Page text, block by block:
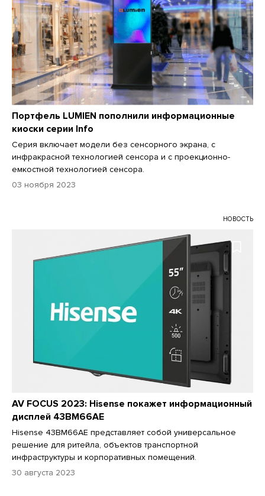
Портфель LUMIEN пополнили информационные
киоски серии Info
Серия включает модели без сенсорного экрана, с
инфракрасной технологией сенсора и с проекционно-
емкостной технологией сенсора.
03 ноября 2023
НОВОСТЬ
AV FOCUS 2023: Hisense покажет информационный
дисплей 43BM66AE
Hisense 43BM66AE представляет собой универсальное
решение для ритейла, объектов транспортной
инфраструктуры и корпоративных помещений.
30 августа 2023